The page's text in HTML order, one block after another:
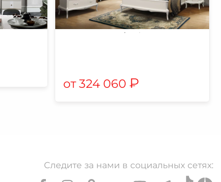
324 060 ₽
Следите за нами в социальных сетях: